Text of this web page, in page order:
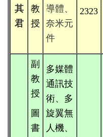
其
君
教
授
導體、
奈米元
件
2323
副
教
授
圖
書
多媒體
通訊技
術、多
旋翼無
人機、